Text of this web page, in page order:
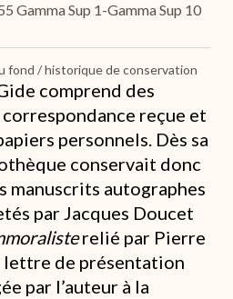
Gamma Sup 1-Gamma Sup 10
fond / historique de conservation
comprend des
reçue et
personnels. Dès sa
conservait donc
manuscrits autographes
par Jacques Doucet
relié par Pierre
lettre de présentation
par l’auteur à la